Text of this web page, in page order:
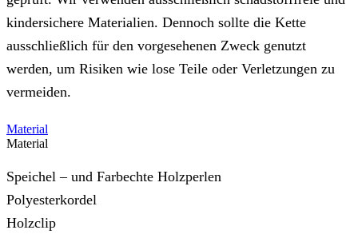
kindersichere Materialien. Dennoch sollte die Kette
ausschließlich für den vorgesehenen Zweck genutzt
werden, um Risiken wie lose Teile oder Verletzungen zu
vermeiden.
Material
Material
Speichel – und Farbechte Holzperlen
Polyesterkordel
Holzclip